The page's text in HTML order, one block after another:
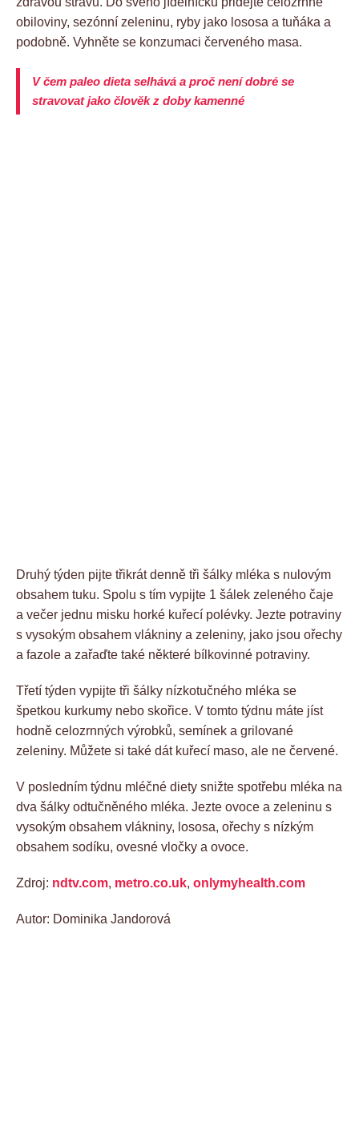
obiloviny, sezónní zeleninu, ryby jako lososa a tuňáka a
podobně. Vyhněte se konzumaci červeného masa.
V čem paleo dieta selhává a proč není dobré se
stravovat jako člověk z doby kamenné
Druhý týden pijte třikrát denně tři šálky mléka s nulovým
obsahem tuku. Spolu s tím vypijte 1 šálek zeleného čaje
a večer jednu misku horké kuřecí polévky. Jezte potraviny
s vysokým obsahem vlákniny a zeleniny, jako jsou ořechy
a fazole a zařaďte také některé bílkovinné potraviny.
Třetí týden vypijte tři šálky nízkotučného mléka se
špetkou kurkumy nebo skořice. V tomto týdnu máte jíst
hodně celozrnných výrobků, semínek a grilované
zeleniny. Můžete si také dát kuřecí maso, ale ne červené.
V posledním týdnu mléčné diety snižte spotřebu mléka na
dva šálky odtučněného mléka. Jezte ovoce a zeleninu s
vysokým obsahem vlákniny, lososa, ořechy s nízkým
obsahem sodíku, ovesné vločky a ovoce.
Zdroj: ndtv.com, metro.co.uk, onlymyhealth.com
Autor: Dominika Jandorová